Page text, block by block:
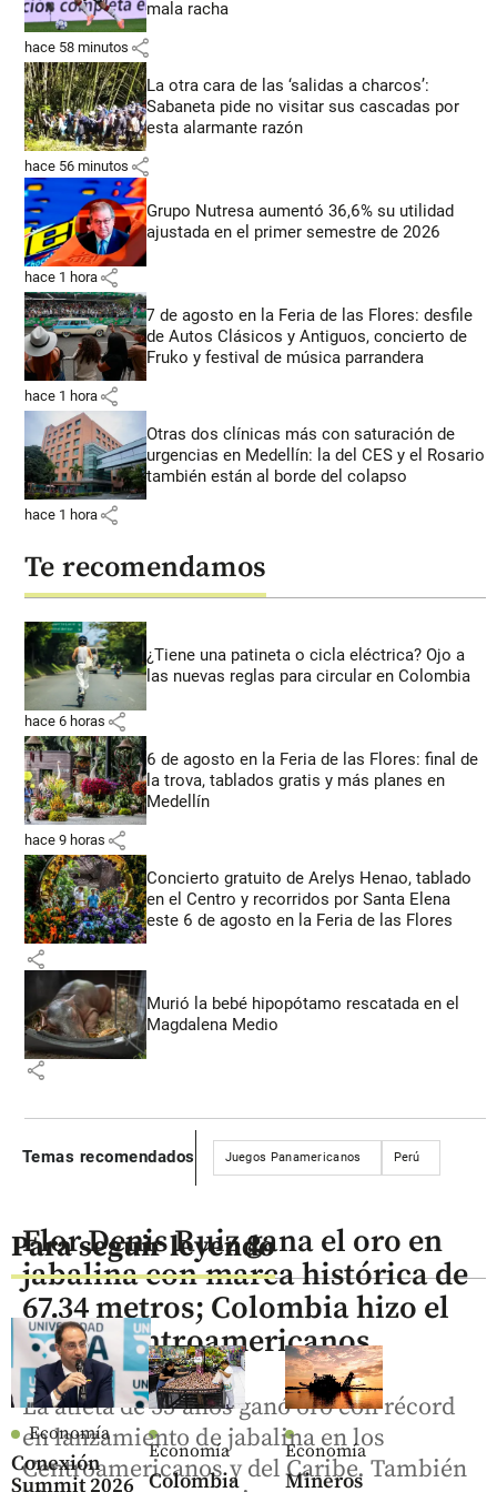
mala racha
hace 58 minutos share
La otra cara de las ‘salidas a charcos’:
Sabaneta pide no visitar sus cascadas por
esta alarmante razón
hace 56 minutos share
Grupo Nutresa aumentó 36,6% su utilidad
ajustada en el primer semestre de 2026
hace 1 hora share
7 de agosto en la Feria de las Flores: desfile
de Autos Clásicos y Antiguos, concierto de
Fruko y festival de música parrandera
hace 1 hora share
Otras dos clínicas más con saturación de
urgencias en Medellín: la del CES y el Rosario
también están al borde del colapso
hace 1 hora share
Te recomendamos
¿Tiene una patineta o cicla eléctrica? Ojo a
las nuevas reglas para circular en Colombia
hace 6 horas share
6 de agosto en la Feria de las Flores: final de
la trova, tablados gratis y más planes en
Medellín
hace 9 horas share
Concierto gratuito de Arelys Henao, tablado
en el Centro y recorridos por Santa Elena
este 6 de agosto en la Feria de las Flores
share
Murió la bebé hipopótamo rescatada en el
Magdalena Medio
share
Temas recomendados Juegos Panamericanos Perú
Para seguir leyendo
Economía
Conexión
Summit 2026
Economía
Colombia
Economía
Mineros
Flor Denis Ruiz gana el oro en
jabalina con marca histórica de
67.34 metros; Colombia hizo el
1-2 en Centroamericanos
La atleta de 35 años ganó oro con récord
en lanzamiento de jabalina en los
Centroamericanos y del Caribe. También